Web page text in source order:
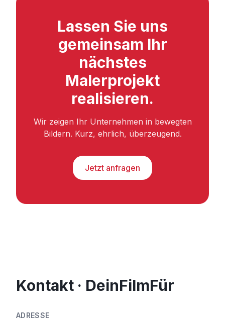
Lassen Sie uns
gemeinsam Ihr
nächstes
Malerprojekt
realisieren.
Wir zeigen Ihr Unternehmen in bewegten
Bildern. Kurz, ehrlich, überzeugend.
Jetzt anfragen
Kontakt · DeinFilmFür
ADRESSE